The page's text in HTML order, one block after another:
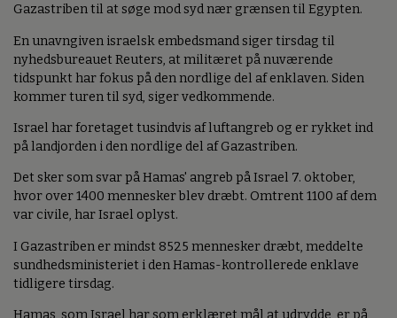
Gazastriben til at søge mod syd nær grænsen til Egypten.
En unavngiven israelsk embedsmand siger tirsdag til
nyhedsbureauet Reuters, at militæret på nuværende
tidspunkt har fokus på den nordlige del af enklaven. Siden
kommer turen til syd, siger vedkommende.
Israel har foretaget tusindvis af luftangreb og er rykket ind
på landjorden i den nordlige del af Gazastriben.
Det sker som svar på Hamas' angreb på Israel 7. oktober,
hvor over 1400 mennesker blev dræbt. Omtrent 1100 af dem
var civile, har Israel oplyst.
I Gazastriben er mindst 8525 mennesker dræbt, meddelte
sundhedsministeriet i den Hamas-kontrollerede enklave
tidligere tirsdag.